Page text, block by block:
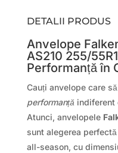
DETALII PRODUS
Anvelope
AS210 255/
Performanță în
Cauți anvelope care
performanță indiferent
Atunci, anvelopele
sunt alegerea
all-season, cu